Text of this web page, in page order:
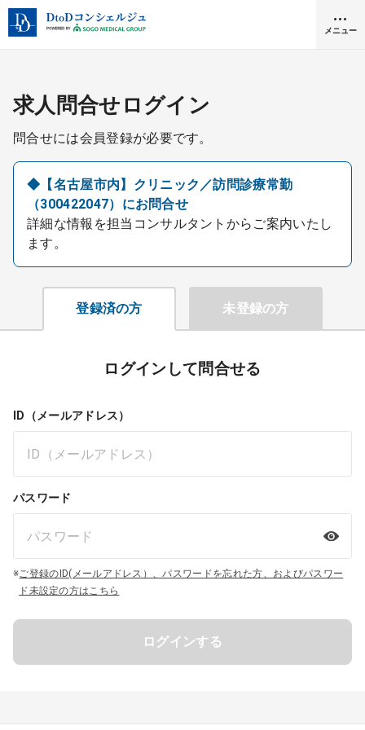
メニュー
クリニック開業
DtoDとは
お問合せ
医院の譲渡・売却をお考えの方
採用をお考えの医療機関の方
求人問合せログイン
問合せには会員登録が必要です。
◆【名古屋市内】クリニック／訪問診療常勤
（300422047）にお問合せ
詳細な情報を担当コンサルタントからご案内いたし
ます。
登録済の方 未登録の方
ログインして問合せる
ID（メールアドレス）
パスワード
※ご登録のID(メールアドレス）、パスワードを忘れた方、およびパスワー
ド未設定の方はこちら
ログインする